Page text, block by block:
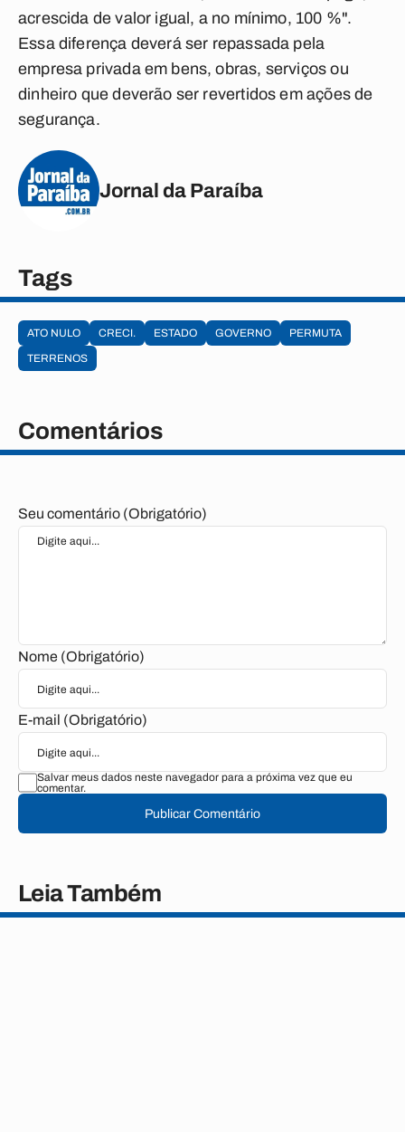
acrescida de valor igual, a no mínimo, 100 %".
Essa diferença deverá ser repassada pela
empresa privada em bens, obras, serviços ou
dinheiro que deverão ser revertidos em ações de
segurança.
Jornal da Paraíba
Tags
ATO NULO CRECI. ESTADO GOVERNO
PERMUTA
TERRENOS
Comentários
Seu comentário (Obrigatório)
Nome (Obrigatório)
E-mail (Obrigatório)
Salvar meus dados neste navegador para a próxima vez que eu
comentar.
Publicar Comentário
Leia Também